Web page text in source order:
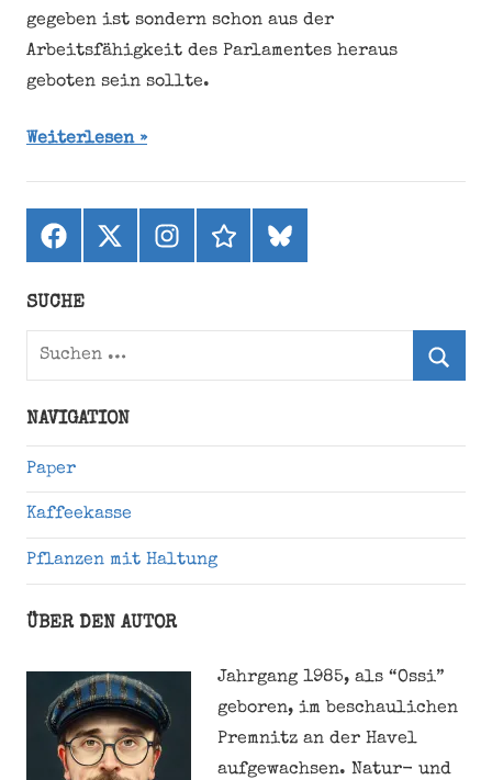
gegeben ist sondern schon aus der
Arbeitsfähigkeit des Parlamentes heraus
geboten sein sollte.
Weiterlesen
Facebook
X
(ehemals
Instagramthreadsbluesky
SUCHE
Suchen
NAVIGATION
Paper
Kaffeekasse
Pflanzen mit Haltung
ÜBER DEN AUTOR
Jahrgang 1985, als “Ossi”
geboren, im beschaulichen
Premnitz an der Havel
aufgewachsen. Natur- und